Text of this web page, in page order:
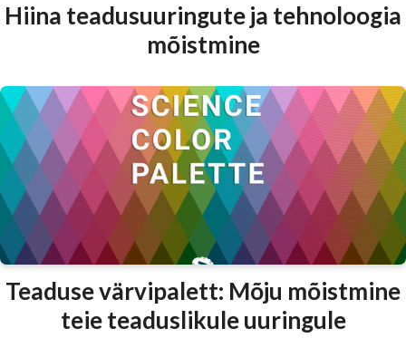
Hiina teadusuuringute ja tehnoloogia
mõistmine
Teaduse värvipalett: Mõju mõistmine
teie teaduslikule uuringule